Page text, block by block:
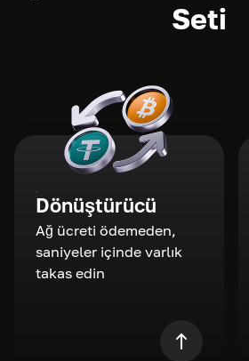
Seti
Dönüştürücü
Ağ ücreti ödemeden,
saniyeler içinde varlık
takas edin